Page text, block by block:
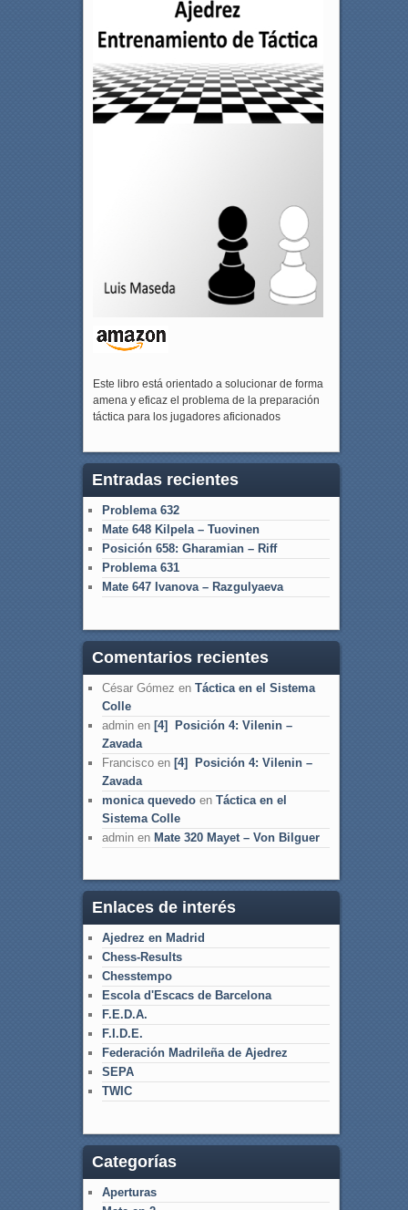
Este libro está orientado a solucionar de forma
amena y eficaz el problema de la preparación
táctica para los jugadores aficionados
Entradas recientes
Problema 632
Mate 648 Kilpela – Tuovinen
Posición 658: Gharamian – Riff
Problema 631
Mate 647 Ivanova – Razgulyaeva
Comentarios recientes
César Gómez en Táctica en el Sistema
Colle
adminen [4] Posición 4: Vilenin –
Zavada
Franciscoen [4] Posición 4: Vilenin –
Zavada
monica quevedoen Táctica en el
Sistema Colle
adminen Mate 320 Mayet – Von Bilguer
Enlaces de interés
Ajedrez en Madrid
Chess-Results
Chesstempo
Escola d'Escacs de Barcelona
F.E.D.A.
F.I.D.E.
Federación Madrileña de Ajedrez
SEPA
TWIC
Categorías
Aperturas